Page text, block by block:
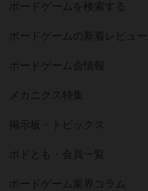
ボードゲームを検索する
ボードゲームの新着レビュー
ボードゲーム会情報
メカニクス特集
掲示板・トピックス
ボドとも・会員一覧
ボードゲーム業界コラム